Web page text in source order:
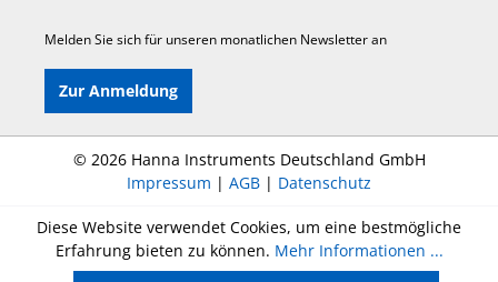
Melden Sie sich für unseren monatlichen Newsletter an
Zur Anmeldung
© 2026 Hanna Instruments Deutschland GmbH
Impressum | AGB | Datenschutz
Diese Website verwendet Cookies, um eine bestmögliche
Erfahrung bieten zu können. Mehr Informationen ...